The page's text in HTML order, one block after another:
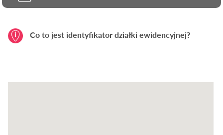
Co to jest identyfikator działki ewidencyjnej?